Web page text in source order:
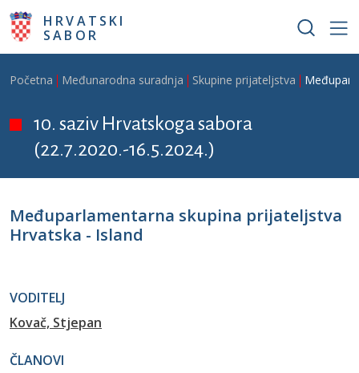
Skoči na glavni sadržaj
HRVATSKI
SABOR
Breadcrumb
Početna Međunarodna suradnja Skupine prijateljstva
10. saziv Hrvatskoga sabora
(22.7.2020.-16.5.2024.)
Međuparlamentarna skupina prijateljstva
Hrvatska - Island
VODITELJ
Kovač, Stjepan
ČLANOVI